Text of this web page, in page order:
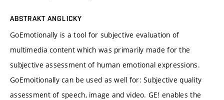
ABSTRAKT ANGLICKY
GoEmotionally is a tool for subjective evaluation of
multimedia content which was primarily made for the
subjective assessment of human emotional expressions.
GoEmoitionally can be used as well for: Subjective quality
assessment of speech, image and video. GE! enables the